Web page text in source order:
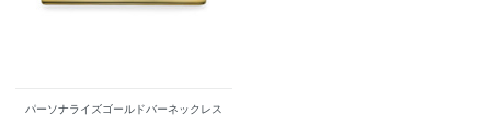
パーソナライズゴールドバーネックレス